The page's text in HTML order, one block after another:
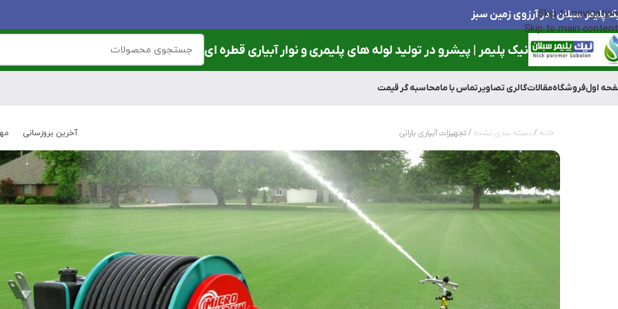
Skip to navigation
Skip to main content
پلیمر سبلان | در آرزوی زمین سبز
نیک پلیمر | پیشرو در تولید لوله های پلیمری و نوار آبیاری قطره ای
اولفروشگاهمقالاتگالری تصاویرتماس با مامحاسبه گر قیمت
خانه دسته بندی نشده تجهیزات آبیاری بارانی آخرین بروزسانی مهر 28,